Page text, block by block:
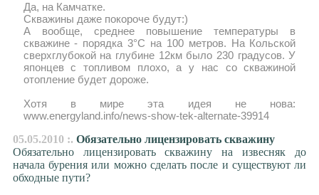
Да, на Камчатке.
Скважины даже покороче будут:)
А вообще, среднее повышение температуры в
скважине - порядка 3°С на 100 метров. На Кольской
сверхглубокой на глубине 12км было 230 градусов. У
японцев с топливом плохо, а у нас со скважиной
отопление будет дороже.
Хотя в мире эта идея не нова:
www.energyland.info/news-show-tek-alternate-39914
05.05.2010 :. Обязательно лицензировать скважину
Обязательно лицензировать скважину на извесняк до
начала бурения или можно сделать после и существуют ли
обходные пути?